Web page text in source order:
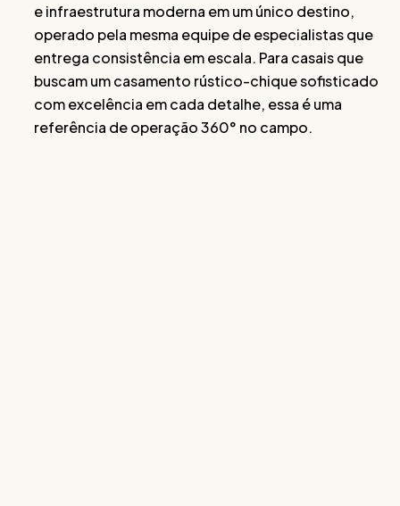
e infraestrutura moderna em um único destino,
operado pela mesma equipe de especialistas que
entrega consistência em escala. Para casais que
buscam um casamento rústico-chique sofisticado
com excelência em cada detalhe, essa é uma
referência de operação 360° no campo.